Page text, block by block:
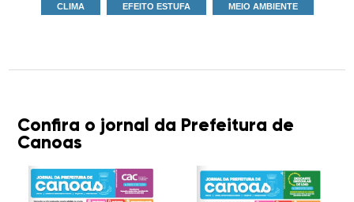
CLIMA EFEITO ESTUFA MEIO AMBIENTE
Confira o jornal da Prefeitura de
Canoas